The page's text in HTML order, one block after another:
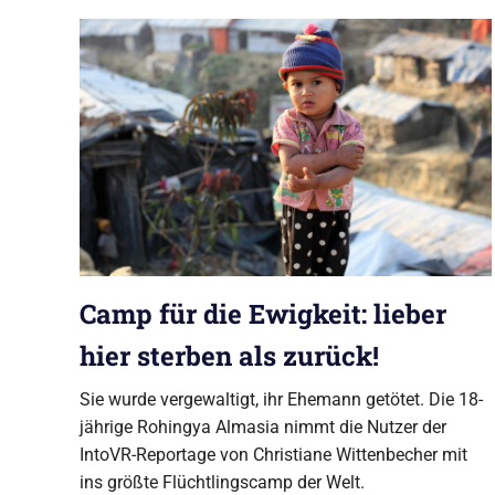
GmbH
Produktionsfirma
aus
Berlin
Camp für die Ewigkeit: lieber
hier sterben als zurück!
Sie wurde vergewaltigt, ihr Ehemann getötet. Die 18-
jährige Rohingya Almasia nimmt die Nutzer der
IntoVR-Reportage von Christiane Wittenbecher mit
ins größte Flüchtlingscamp der Welt.